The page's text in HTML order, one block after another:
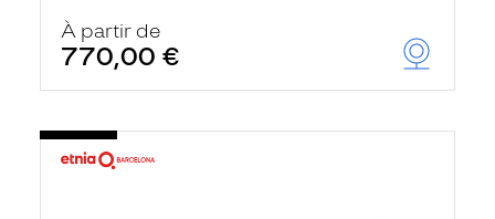
À partir de
770,00 €